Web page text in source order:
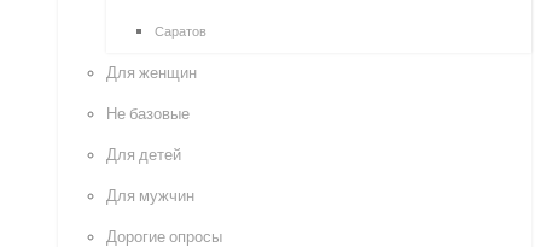
Саратов
Для женщин
Не базовые
Для детей
Для мужчин
Дорогие опросы